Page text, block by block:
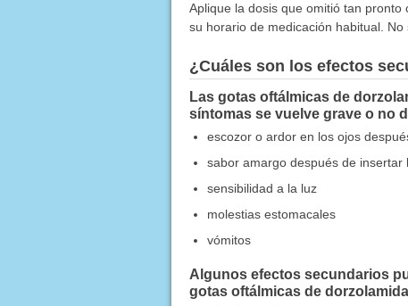
Aplique la dosis que omitió tan
su horario de medicación habitual.
¿Cuáles son los efectos
Las gotas oftálmicas de
síntomas se vuelve grave o no
escozor o ardor en los ojos
sabor amargo después de insertar
sensibilidad a la luz
molestias estomacales
vómitos
Algunos efectos secundarios
gotas oftálmicas de